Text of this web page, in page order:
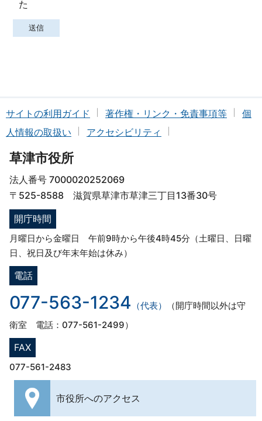
た
サイトの利用ガイド 著作権・リンク・免責事項等
個
人情報の取扱い
アクセシビリティ
草津市役所
法人番号 7000020252069
〒525-8588 滋賀県草津市草津三丁目13番30号
開庁時間
月曜日から金曜日 午前9時から午後4時45分（土曜日、日曜
日、祝日及び年末年始は休み）
電話
077-563-1234 （代表）
（開庁時間以外は守
衛室 電話：077-561-2499）
FAX
077-561-2483
市役所へのアクセス